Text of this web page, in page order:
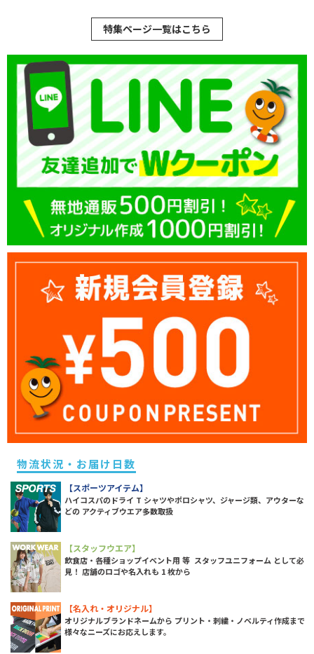
特集ページ一覧はこちら
物流状況・お届け日数
【スポーツアイテム】
ハイコスパのドライ T シャツやポロシャツ、ジャージ類、アウターな
どの アクティブウエア多数取扱
【スタッフウエア】
飲食店・各種ショップイベント用 等 スタッフユニフォーム として必
見！ 店舗のロゴや名入れも 1 枚から
【名入れ・オリジナル】
オリジナルブランドネームから プリント・刺繍・ノベルティ作成まで
様々なニーズにお応えします。